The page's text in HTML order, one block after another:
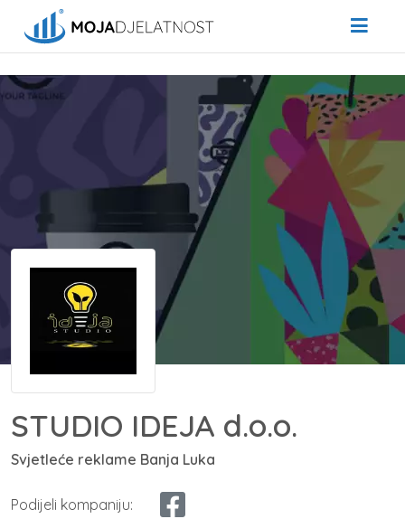
STUDIO IDEJA d.o.o.
Svjetleće reklame Banja Luka
Podijeli kompaniju: